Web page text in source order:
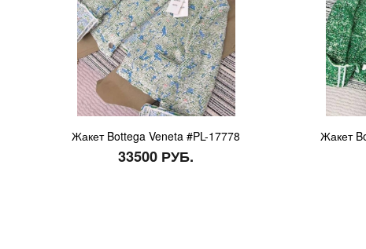
Жакет Bottega Veneta #PL-17778
33500 РУБ.
Жакет